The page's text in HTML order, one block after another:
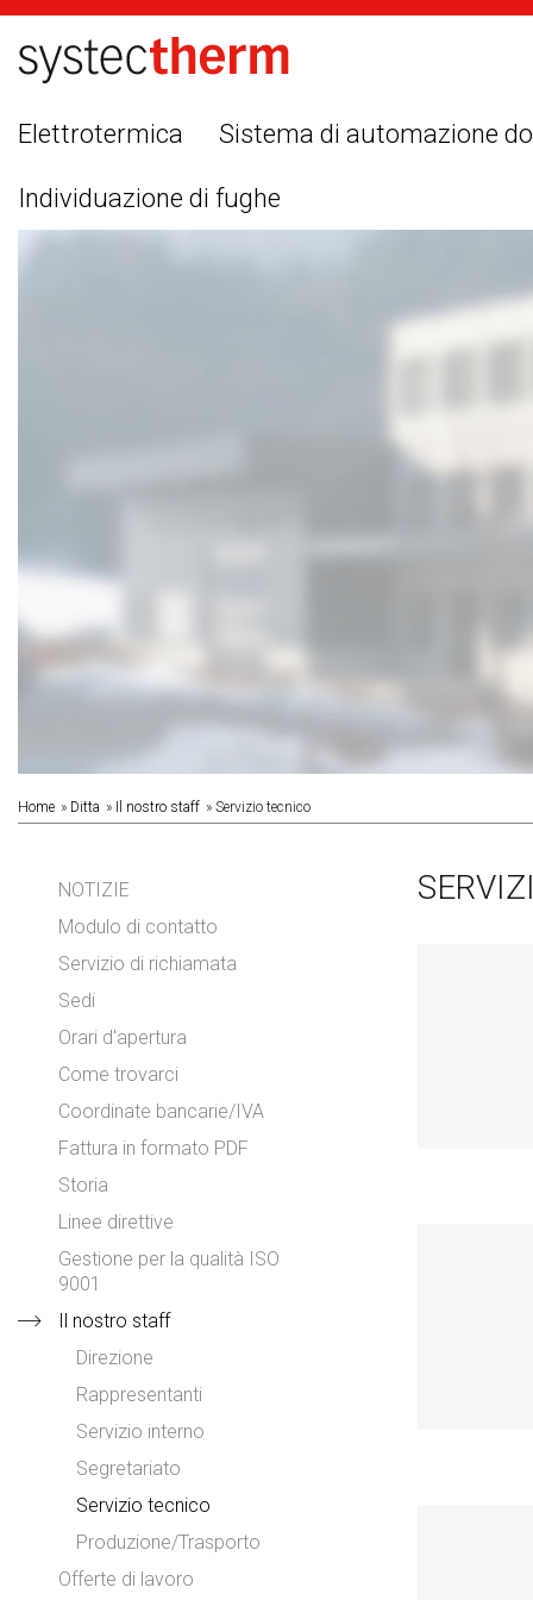
Elettrotermica Sistema di automazione
Individuazione di fughe
Home Ditta Il nostro staff Servizio tecnico
NOTIZIE
Modulo di contatto
Servizio di richiamata
Sedi
Orari d'apertura
Come trovarci
Coordinate bancarie/IVA
Fattura in formato PDF
Storia
Linee direttive
Gestione per la qualità ISO
9001
Il nostro staff
Direzione
Rappresentanti
Servizio interno
Segretariato
Servizio tecnico
Produzione/Trasporto
Offerte di lavoro